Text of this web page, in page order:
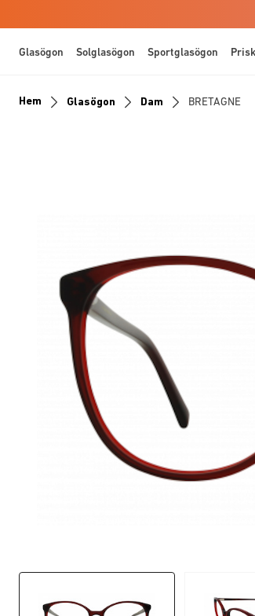
Glasögon Solglasögon Sportglasögon
Hem Glasögon Dam BRETAGNE